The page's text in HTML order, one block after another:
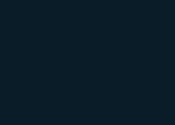
catalogue
créer le meuble qui vous